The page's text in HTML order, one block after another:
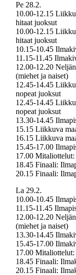
Pe 28.2.
10.00-12.15
hitaat juoksut
10.00-12.15
hitaat juoksut
10.15-10.45
11.15-11.45
12.00-12.20
(miehet ja naiset)
12.45-14.45
nopeat juoksut
12.45-14.45
nopeat juoksut
13.30-14.45
15.15 Liikkuva
16.15 Liikkuva
15.45-17.00
17.00
18.45 Finaali:
20.15 Finaali:
La 29.2.
10.00-10.45
11.15-11.45
12.00-12.20
(miehet ja naiset)
13.30-14.45
15.45-17.00
17.00
18.45 Finaali:
20.15 Finaali: